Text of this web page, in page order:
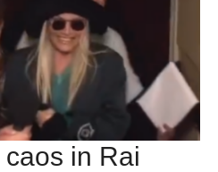
in Rai